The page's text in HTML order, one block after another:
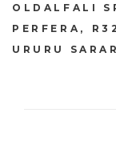
OLDALFALI
PERFERA
R32
URURU